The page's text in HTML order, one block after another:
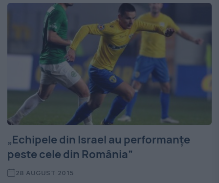
„Echipele din Israel au performanţe
peste cele din România”
28 AUGUST 2015